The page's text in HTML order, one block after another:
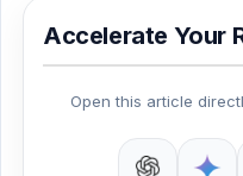
Accelerate Your
Open this article